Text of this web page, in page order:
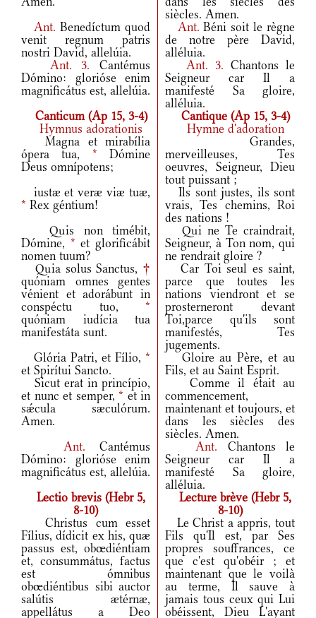
siècles. Amen.
Ant. Benedíctum quod
venit regnum patris
nostri David, allelúia.
Ant.Béni soit le règne
de notre père David,
alléluia.
Ant. 3. Cantémus
Dómino: glorióse enim
magnificátus est, allelúia.
Ant. 3. Chantons le
Seigneur car Il a
manifesté Sa gloire,
alléluia.
Canticum (Ap 15, 3-4)
Cantique (Ap 15, 3-4)
Hymnus adorationis
Hymne d'adoration
Magna et mirabília
ópera tua, * Dómine
Deus omnípotens;
Grandes,
merveilleuses, Tes
oeuvres, Seigneur, Dieu
tout puissant ;
iustæ et veræ viæ tuæ,
* Rex géntium!
Ils sont justes, ils sont
vrais, Tes chemins, Roi
des nations !
Quis non timébit,
Dómine, * et glorificábit
nomen tuum?
Qui ne Te craindrait,
Seigneur, à Ton nom, qui
ne rendrait gloire ?
Quia solus Sanctus, †
quóniam omnes gentes
vénient et adorábunt in
conspéctu tuo, *
quóniam iudícia tua
manifestáta sunt.
Car Toi seul es saint,
parce que toutes les
nations viendront et se
prosterneront devant
Toi,parce qu'ils sont
manifestés, Tes
jugements.
Glória Patri, et Fílio, *
et Spirítui Sancto.
Gloire au Père, et au
Fils, et au Saint Esprit.
Sicut erat in princípio,
et nunc et semper, * et in
sǽcula sæculórum.
Amen.
Comme il était au
commencement,
maintenant et toujours, et
dans les siècles des
siècles. Amen.
Ant. Cantémus
Dómino: glorióse enim
magnificátus est, allelúia.
Ant. Chantons le
Seigneur car Il a
manifesté Sa gloire,
alléluia.
Lectio brevis (Hebr 5,
8-10)
Lecture brève (Hebr 5,
8-10)
Christus cum esset
Fílius, dídicit ex his, quæ
passus est, obœdiéntiam
et, consummátus, factus
est ómnibus
obœdiéntibus sibi auctor
salútis ætérnæ,
appellátus a Deo
Le Christ a appris, tout
Fils qu'Il est, par Ses
propres souffrances, ce
que c'est qu'obéir ; et
maintenant que le voilà
au terme, Il sauve à
jamais tous ceux qui Lui
obéissent, Dieu L'ayant